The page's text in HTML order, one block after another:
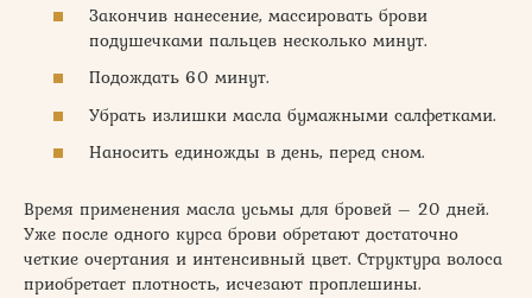
Закончив нанесение, массировать брови
подушечками пальцев несколько минут.
Подождать 60 минут.
Убрать излишки масла бумажными салфетками.
Наносить единожды в день, перед сном.
Время применения масла усьмы для бровей – 20 дней.
Уже после одного курса брови обретают достаточно
четкие очертания и интенсивный цвет. Структура волоса
приобретает плотность, исчезают проплешины.